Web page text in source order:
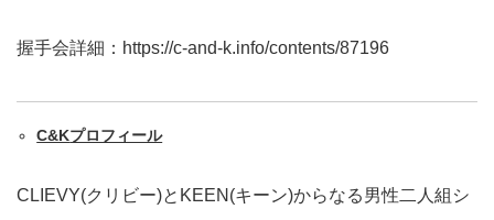
握手会詳細： https://c-and-k.info/contents/87196
C&Kプロフィール
CLIEVY(クリビー)とKEEN(キーン)からなる男性二人組シ